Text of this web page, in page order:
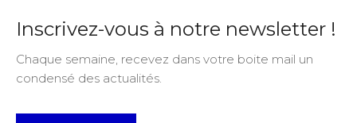
Inscrivez-vous à notre newsletter !
Chaque semaine, recevez dans votre boite mail un
condensé des actualités.